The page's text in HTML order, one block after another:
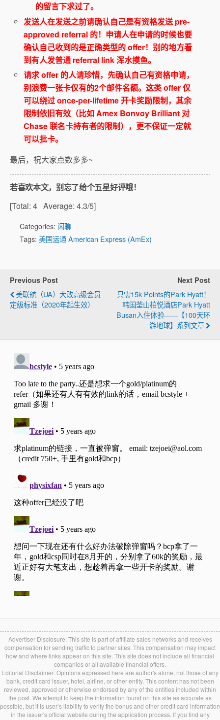
的留言下求过了。
发送人在发送之前请确认自己是有资格发送 pre-
approved referral 的！申请人在申请的时候也要
确认自己收到的是正确类型的 offer！别的地方看
到有人发普通 referral link 浑水摸鱼。
请求 offer 的人请珍惜，先确认自己有资格申请，
别浪费一张卡仅有的2个邮件名额。这类 offer 仅
可以绕过 once-per-lifetime 开卡奖励限制，其余
限制依旧有效（比如 Amex Bonvoy Brilliant 对
Chase 联名卡持有者的限制），更不保证一定就
可以批卡。
最后，祝大家点数多多~
若喜欢本文，别忘了给个五星好评哦！
[Total: 4 Average: 4.3/5]
Categories: 闲聊
Tags: 美国运通 American Express (AmEx)
Previous Post
美联航（UA）大改高级会员
定级标准（2020年起生效）
Next Post
只需15k Points的Park Hyatt！
韩国釜山柏悦酒店Park Hyatt
Busan入住体验——【100天环
游地球】系列文章
Advertiser Disclosure: This site is part of affiliate sales networks and receives
compensation for sending traffic to partner sites. This compensation may impact
how and where links appear on this site. This site does not include all financial
companies or all available financial offers.
Editorial Disclaimer: Opinions expressed here are author's alone, not those of any
bank, credit card issuer, hotel, airline, or other entity. This content has not been
reviewed, approved or otherwise endorsed by any of the entities included within
the post. We attempt to keep the information found on this site as accurate as
possible, but it is user’s liability to verify the bonus and other credit card information
in the issuer's official website during the application process. If you find any